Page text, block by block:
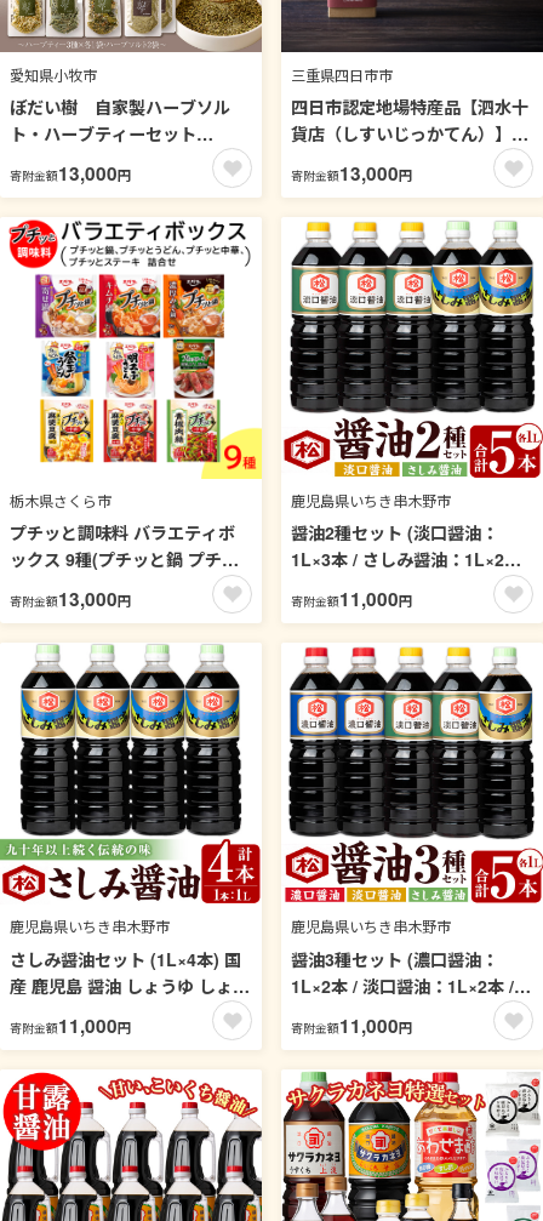
愛知県小牧市
ぼだい樹 自家製ハーブソル
ト・ハーブティーセット
寄附金額13,000円
三重県四日市市
四日市認定地場特産品【泗水十
貨店（しすいじっかてん）】苺
寄附金額13,000円
栃木県さくら市
プチッと調味料 バラエティボ
ックス 9種(プチッと鍋 プチッ
とうどん プチッと中華 プチッ
とステーキ 詰め合わせ)
寄附金額13,000円
鹿児島県いちき串木野市
醤油2種セット (淡口醤油：
1L×3本 / さしみ醤油：1L×2本)
国産 鹿児島 醤油 しょうゆ しょ
う油 淡口 薄口 うすくち さしみ
刺身 てづくり 調味料 加工品 加
工食品 卓上 大豆 煮物 冷奴 漬
物【松藤味噌醤油醸造工場】
【00-128-04】
寄附金額11,000円
鹿児島県いちき串木野市
さしみ醤油セット (1L×4本) 国
産 鹿児島 醤油 しょうゆ しょう
油 濃口 こいくち さしみ 刺身
てづくり 調味料 加工品 加工食
品 卓上 大豆 煮物 冷奴【松藤味
噌醤油醸造工場】【00-128-
05】
寄附金額11,000円
鹿児島県いちき串木野市
醤油3種セット (濃口醤油：
1L×2本 / 淡口醤油：1L×2本 /
さしみ醤油：1L×1本) 国産 鹿
児島 醤油 しょうゆ しょう油 濃
口 こいくち 淡口 薄口 うすくち
さしみ 刺身 てづくり 調味料 加
工品 加工食品 卓上 大豆 煮物
冷奴【松藤味噌醤油醸造工場】
【00-128-02】
寄附金額11,000円